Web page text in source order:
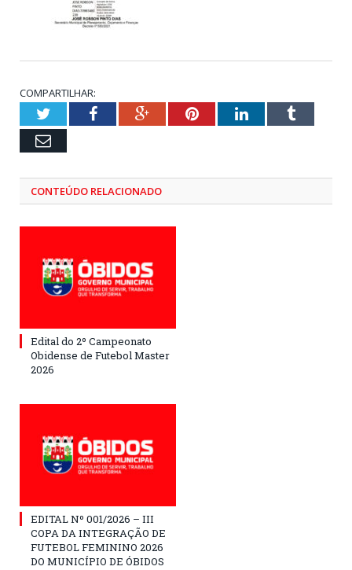
COMPARTILHAR:
TwitterFacebookGoogle+PinterestLinkedInTumblr
Email
CONTEÚDO RELACIONADO
Edital do 2º Campeonato
Obidense de Futebol Master
2026
EDITAL Nº 001/2026 – III
COPA DA INTEGRAÇÃO DE
FUTEBOL FEMININO 2026
DO MUNICÍPIO DE ÓBIDOS